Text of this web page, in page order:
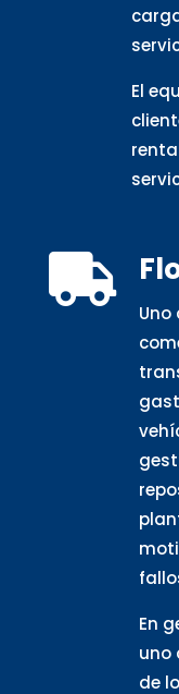
El

Uno
En
uno
de